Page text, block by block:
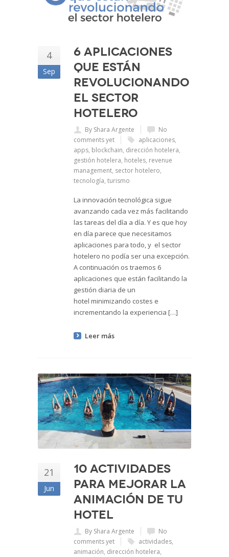
4
Sep
6 Aplicaciones
que están
revolucionando
el sector
hotelero
By Shara Argente
No
comments yet
aplicaciones,
apps, blockchain, dirección hotelera,
gestión hotelera, hoteles, revenue
management, sector hotelero,
tecnología, turismo
La innovación tecnológica sigue
avanzando cada vez más facilitando
las tareas del día a día. Y es que hoy
en día parece que necesitamos
aplicaciones para todo, y el sector
hotelero no podía ser una excepción.
A continuación os traemos 6
aplicaciones que están facilitando la
gestión diaria de un
hotel minimizando costes e
incrementando la experiencia […]
Leer más
21
Jun
10 actividades
para mejorar la
animación de tu
hotel
By Shara Argente
No
comments yet
actividades,
animación, dirección hotelera,